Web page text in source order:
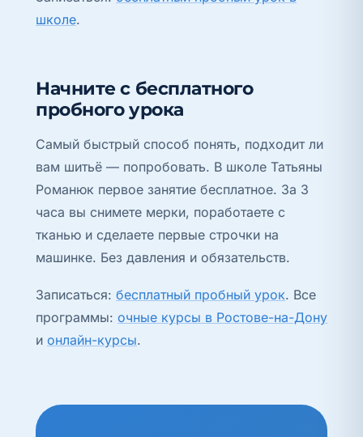
школе.
Начните с бесплатного
пробного урока
Самый быстрый способ понять, подходит ли
вам шитьё — попробовать. В школе Татьяны
Романюк первое занятие бесплатное. За 3
часа вы снимете мерки, поработаете с
тканью и сделаете первые строчки на
машинке. Без давления и обязательств.
Записаться: бесплатный пробный урок. Все
программы: очные курсы в Ростове-на-Дону
и онлайн-курсы.